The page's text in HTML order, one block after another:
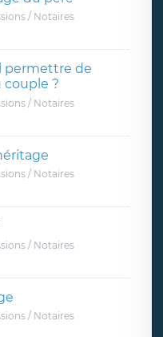
/ Notaires
permettre de
couple ?
/ Notaires
/ Notaires
/ Notaires
/ Notaires